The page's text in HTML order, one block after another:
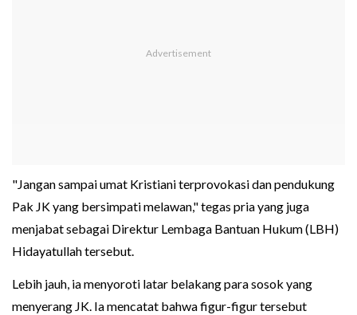
"Jangan sampai umat Kristiani terprovokasi dan pendukung
Pak JK yang bersimpati melawan," tegas pria yang juga
menjabat sebagai Direktur Lembaga Bantuan Hukum (LBH)
Hidayatullah tersebut.
Lebih jauh, ia menyoroti latar belakang para sosok yang
menyerang JK. Ia mencatat bahwa figur-figur tersebut